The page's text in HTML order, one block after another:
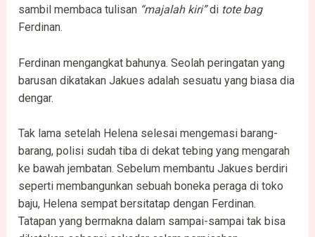
sambil membaca tulisan “majalah kiri”di tote bag
Ferdinan.
Ferdinan mengangkat bahunya. Seolah peringatan yang
barusan dikatakan Jakues adalah sesuatu yang biasa dia
dengar.
Tak lama setelah Helena selesai mengemasi barang-
barang, polisi sudah tiba di dekat tebing yang mengarah
ke bawah jembatan. Sebelum membantu Jakues berdiri
seperti membangunkan sebuah boneka peraga di toko
baju, Helena sempat bersitatap dengan Ferdinan.
Tatapan yang bermakna dalam sampai-sampai tak bisa